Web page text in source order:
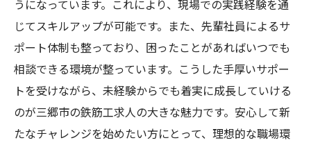
うになっています。これにより、現場での実践経験を通
じてスキルアップが可能です。また、先輩社員によるサ
ポート体制も整っており、困ったことがあればいつでも
相談できる環境が整っています。こうした手厚いサポー
トを受けながら、未経験からでも着実に成長していける
のが三郷市の鉄筋工求人の大きな魅力です。安心して新
たなチャレンジを始めたい方にとって、理想的な職場環